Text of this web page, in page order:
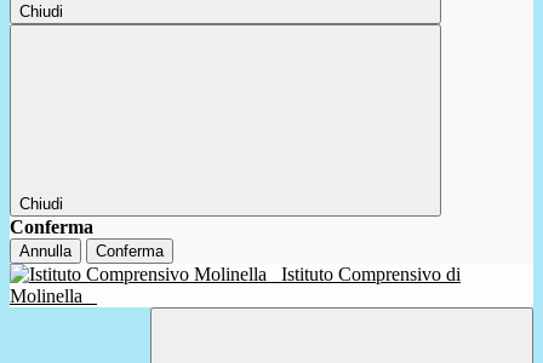
Chiudi
Chiudi
Conferma
Annulla Conferma
Istituto Comprensivo di
Molinella